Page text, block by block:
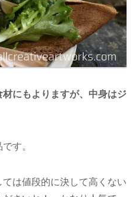
にもよりますが、中身はジ
す。
は値段的に決して高くない